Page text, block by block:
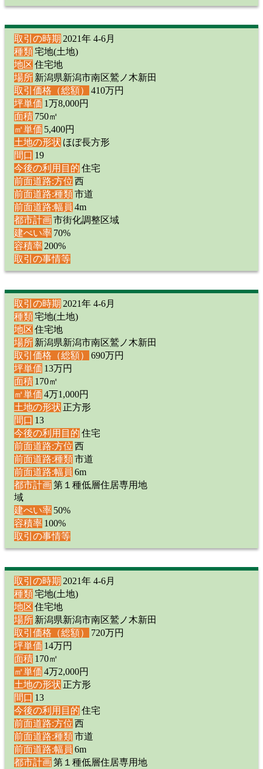
取引の時期 2021年 4-6月
種類 宅地(土地)
地区 住宅地
場所 新潟県新潟市南区鷲ノ木新田
取引価格（総額）
410万円
坪単価 1万8,000円
面積 750㎡
㎡単価 5,400円
土地の形状 ほぼ長方形
間口 19
今後の利用目的 住宅
前面道路:方位 西
前面道路:種類 市道
前面道路:幅員 4m
都市計画 市街化調整区域
建ぺい率 70%
容積率200%
取引の事情等
取引の時期 2021年 4-6月
種類 宅地(土地)
地区 住宅地
場所 新潟県新潟市南区鷲ノ木新田
取引価格（総額）
690万円
坪単価 13万円
面積 170㎡
㎡単価 4万1,000円
土地の形状 正方形
間口 13
今後の利用目的 住宅
前面道路:方位 西
前面道路:種類 市道
前面道路:幅員 6m
都市計画 第１種低層住居専用地
域
建ぺい率 50%
容積率 100%
取引の事情等
取引の時期 2021年 4-6月
種類 宅地(土地)
地区 住宅地
場所 新潟県新潟市南区鷲ノ木新田
取引価格（総額）
720万円
坪単価 14万円
面積 170㎡
㎡単価 4万2,000円
土地の形状 正方形
間口 13
今後の利用目的 住宅
前面道路:方位 西
前面道路:種類 市道
前面道路:幅員 6m
都市計画 第１種低層住居専用地